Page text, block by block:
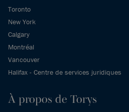
Toronto
New York
Calgary
Montréal
Vancouver
Halifax - Centre de services juridiques
À propos de Torys